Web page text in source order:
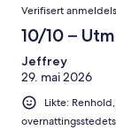
Verifisert
10/10 –
Jeffrey
29. mai 2026
Likte: